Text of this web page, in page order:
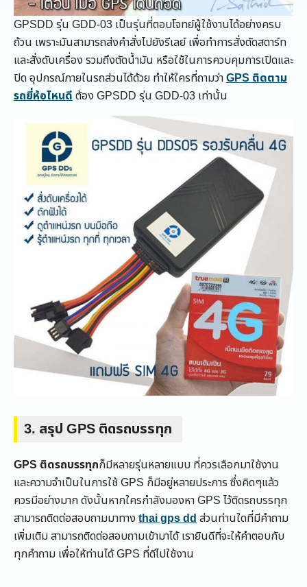
GPSDD รุ่น GDD-03 เป็นรุ่นที่ตอบโจทย์ผู้ใช้งานได้อย่างครบ
ถ้วน เพราะมันสามารถส่งคำสั่งไปยังรีเลย์ เพื่อทำการสั่งตัดสตาร์ท
และสั่งดับเครื่อง รวมถึงตัดน้ำมัน หรือใช้ในการควบคุมการเปิดและ
ปิด อุปกรณ์ภายในรถส่วนได้ด้วย ทำให้ใครที่ถามว่าGPS ติดตาม
รถยี่ห้อไหนดีต้อง GPSDD รุ่น GDD-03 เท่านั้น
3. สรุป GPS ติดรถบรรทุก
GPS ติดรถบรรทุกก็มีหลายรุ่นหลายแบบ ที่ควรเลือกมาใช้งาน
และความจำเป็นในการใช้ GPS ก็มีอยู่หลายประการ ซึ่งคิดๆแล้ว
ควรมีอย่างมาก ดังนั้นหากใครกำลังมองหา GPS ไว้ติดรถบรรทุก
สามารถติดต่อสอบถามมาทาง thai gps ddส่วนท่านใดที่มีคำถาม
เพิ่มเติม สามารถติดต่อสอบถามเข้ามาได้ เรายินดีที่จะให้คำตอบกับ
ทุกคำถาม เพื่อให้ท่านได้ GPS ที่ดีไปใช้งาน